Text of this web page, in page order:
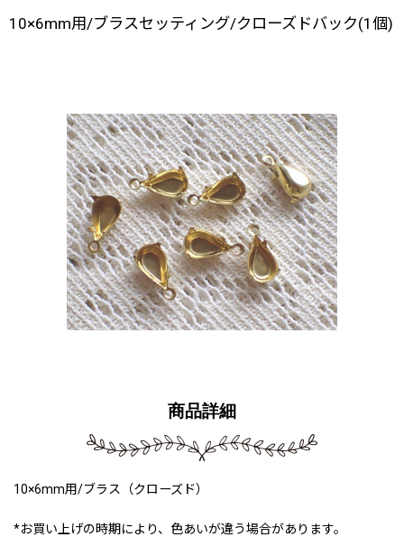
10×6mm用/ブラスセッティング/クローズドバック(1個)
商品詳細
10×6mm用/ブラス（クローズド）
*お買い上げの時期により、色あいが違う場合があります。